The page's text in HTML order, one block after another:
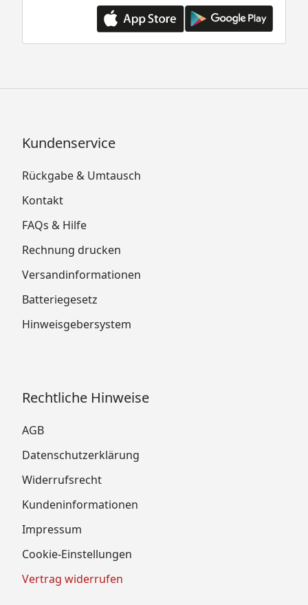
Kundenservice
Rückgabe & Umtausch
Kontakt
FAQs & Hilfe
Rechnung drucken
Versandinformationen
Batteriegesetz
Hinweisgebersystem
Rechtliche Hinweise
AGB
Datenschutzerklärung
Widerrufsrecht
Kundeninformationen
Impressum
Cookie-Einstellungen
Vertrag widerrufen